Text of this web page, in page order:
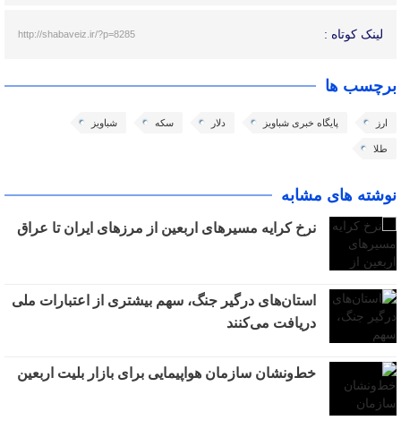
لینک کوتاه : http://shabaveiz.ir/?p=8285
برچسب ها
ارز پایگاه خبری شباویز دلار سکه شباویز
طلا
نوشته های مشابه
نرخ کرایه مسیرهای اربعین از مرزهای ایران تا عراق
استان‌های درگیر جنگ، سهم بیشتری از اعتبارات ملی
دریافت می‌کنند
خط‌ونشان سازمان هواپیمایی برای بازار بلیت اربعین